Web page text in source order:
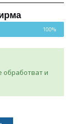
100%
обработват и